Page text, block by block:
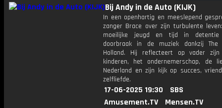
Bij Andy in de Auto (KIJK)
In een openhartig en meeslepend
zanger Brace over zijn turbulente
moeilijke jeugd en tijd in
doorbraak in de muziek dankzij
Holland. Hij reflecteert op vader
kinderen, het ondernemerschap, de
Nederland en zijn kijk op succes,
zelfliefde.
17-06-2025 19:30
SBS
Amusement.TV
Mensen.TV